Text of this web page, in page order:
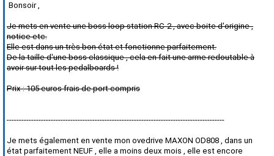
Bonsoir ,
Je mets en vente une boss loop station RC-2 , avec boite d'origine ,
notice etc.
Elle est dans un très bon état et fonctionne parfaitement.
De la taille d'une boss classique , cela en fait une arme redoutable à
avoir sur tout les pedalboards !
Prix : 105 euros frais de port compris
-----------------------------------------------------------------------------------------
Je mets également en vente mon ovedrive MAXON OD808 , dans un
état parfaitement NEUF , elle a moins deux mois , elle est encore